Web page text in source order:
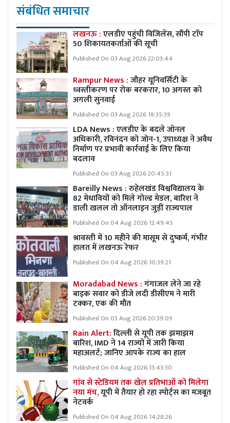
संबंधित समाचार
लखनऊ :एलडीए पहुंची विजिलेंस, सौंपी टाॅप
50 शिकायतकर्ताओं की सूची
Published On 03 Aug 2026 22:03:44
Rampur News :जौहर यूनिवर्सिटी के
ध्वस्तीकरण पर रोक बरकरार, 10 अगस्त को
अगली सुनवाई
Published On 03 Aug 2026 18:35:39
LDA News : एलडीए के बदले जोनल
अधिकारी, रविनंदन को जोन-1, उपाध्यक्ष ने अवैध
निर्माण पर प्रभावी कार्रवाई के लिए किया
बदलाव
Published On 03 Aug 2026 20:45:31
Bareilly News : रुहेलखंड विश्वविद्यालय के
82 मेधावियों को मिले गोल्ड मेडल, बारिश ने
डाली खलल तो ऑनलाइन जुड़ीं राज्यपाल
Published On 04 Aug 2026 12:49:45
श्रावस्ती में 10 महीने की मासूम से दुष्कर्म, गंभीर
हालत में लखनऊ रेफर
Published On 04 Aug 2026 10:39:21
Moradabad News :गंगाजल लेने जा रहे
बाइक सवार को डीजे लदी डीसीएम ने मारी
टक्कर, एक की मौत
Published On 03 Aug 2026 20:39:09
Rain Alert:दिल्ली से यूपी तक झमाझम
बारिश, IMD ने 14 राज्यों में जारी किया
महाअलर्ट; जानिए आपके राज्य का हाल
Published On 04 Aug 2026 13:43:30
गांव से स्टेडियम तक खेल प्रतिभाओं को मिलेगा
नया मंच,यूपी में तैयार हो रहा स्पोर्ट्स का मजबूत
नेटवर्क
Published On 04 Aug 2026 14:28:26